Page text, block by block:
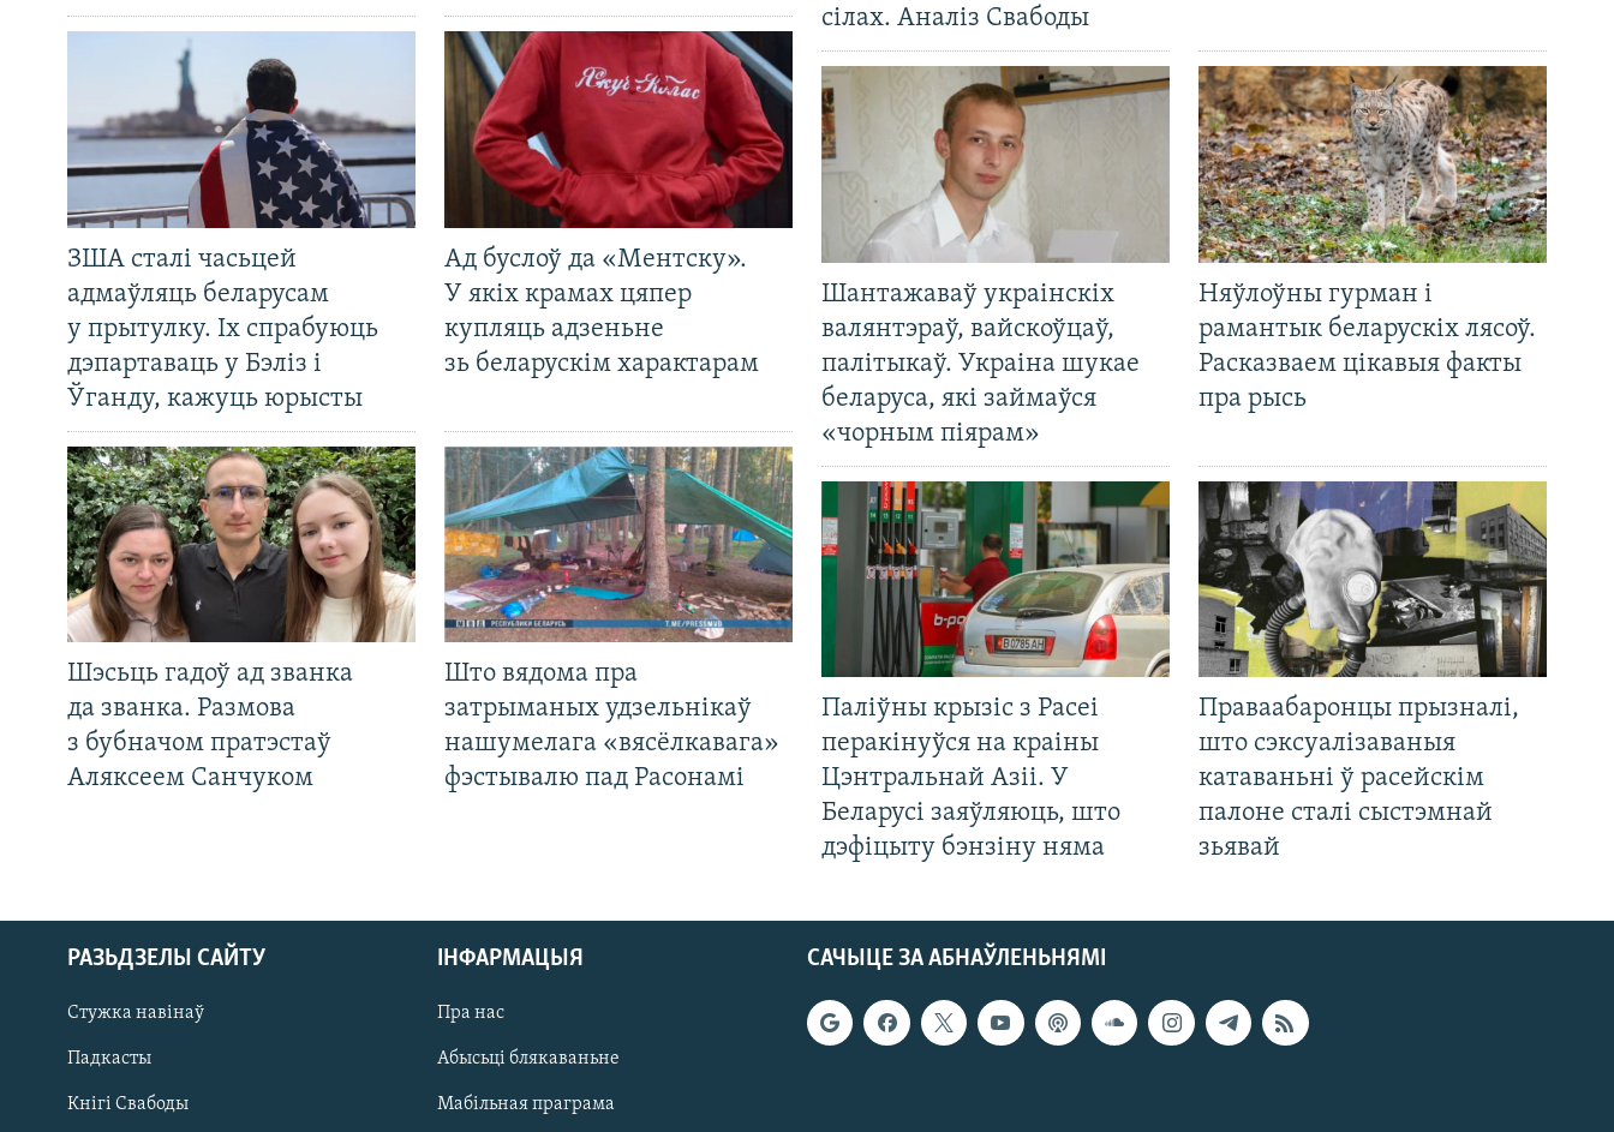
ЗША сталі часьцей
адмаўляць беларусам
у прытулку. Іх спрабуюць
дэпартаваць у Бэліз і
Ўганду, кажуць юрысты
Ад буслоў да «Ментску».
У якіх крамах цяпер
купляць адзеньне
зь беларускім характарам
Шэсьць гадоў ад званка
да званка. Размова
з бубначом пратэстаў
Аляксеем Санчуком
Што вядома пра
затрыманых удзельнікаў
нашумелага «вясёлкавага»
фэстывалю пад Расонамі
сілах. Аналіз Свабоды
Шантажаваў украінскіх
валянтэраў, вайскоўцаў,
палітыкаў. Украіна шукае
беларуса, які займаўся
«чорным піярам»
Няўлоўны гурман і
рамантык беларускіх лясоў.
Расказваем цікавыя факты
пра рысь
Паліўны крызіс з Расеі
перакінуўся на краіны
Цэнтральнай Азіі. У
Беларусі заяўляюць, што
дэфіцыту бэнзіну няма
Праваабаронцы прызналі,
што сэксуалізаваныя
катаваньні ў расейскім
палоне сталі сыстэмнай
зьявай
САЧЫЦЕ ЗА АБНАЎЛЕНЬНЯМІ
РАЗЬДЗЕЛЫ САЙТУ
Стужка навінаў
Падкасты
Кнігі Свабоды
ІНФАРМАЦЫЯ
Пра нас
Абысьці блякаваньне
Мабільная праграма